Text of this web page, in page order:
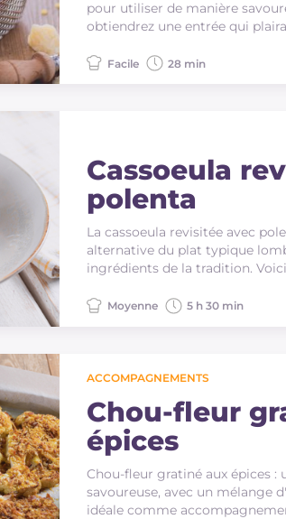
pour utiliser de manière
obtiendrez une entrée qui
Facile 28 min
Cassoeula
polenta
La cassoeula revisitée avec
alternative du plat typique
ingrédients de la tradition.
Moyenne 5 h 30 min
ACCOMPAGNEMENTS
Chou-fleur
épices
Chou-fleur gratiné aux épices :
savoureuse, avec un mélange
idéale comme